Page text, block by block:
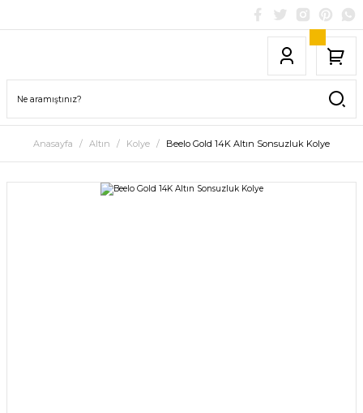
Anasayfa Altın Kolye Beelo Gold 14K Altın Sonsuzluk Kolye